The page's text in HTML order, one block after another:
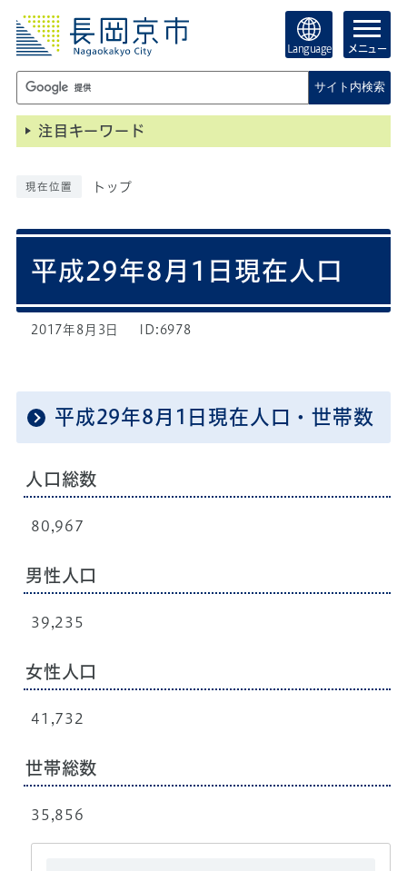
Language メニュー
サイト内検索
注目キーワード
現在位置 トップ
平成29年8月1日現在人口
2017年8月3日 ID:6978
平成29年8月1日現在人口・世帯数
人口総数
80,967
男性人口
39,235
女性人口
41,732
世帯総数
35,856